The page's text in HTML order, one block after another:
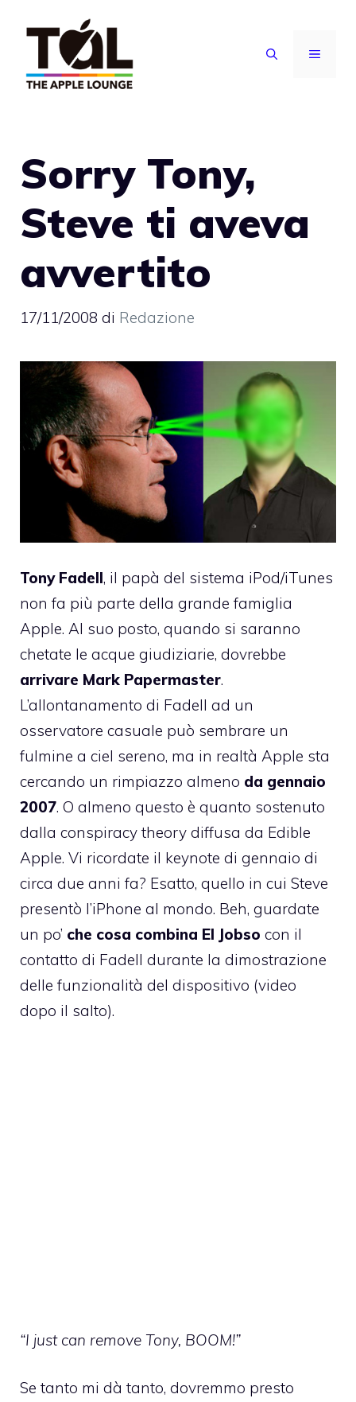
contenuto
MENU
Sorry Tony,
Steve ti aveva
avvertito
17/11/2008 di Redazione
Tony Fadell, il papà del sistema iPod/iTunes
non fa più parte della grande famiglia
Apple. Al suo posto, quando si saranno
chetate le acque giudiziarie, dovrebbe
arrivare Mark Papermaster.
L’allontanamento di Fadell ad un
osservatore casuale può sembrare un
fulmine a ciel sereno, ma in realtà Apple sta
cercando un rimpiazzo almeno da gennaio
2007. O almeno questo è quanto sostenuto
dalla conspiracy theory diffusa da Edible
Apple. Vi ricordate il keynote di gennaio di
circa due anni fa? Esatto, quello in cui Steve
presentò l’iPhone al mondo. Beh, guardate
un po’ che cosa combina El Jobso con il
contatto di Fadell durante la dimostrazione
delle funzionalità del dispositivo (video
dopo il salto).
“I just can remove Tony, BOOM!”
Se tanto mi dà tanto, dovremmo presto